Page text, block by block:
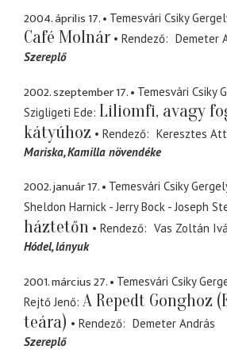
2004. április 17. Temesvári Csiky
Café Molnár Rendező
Demeter
Szereplő
2002. szeptember 17.
Temesvári Csiky
Szigligeti Ede Liliomfi, avagy
kátyúhoz
Rendező Keresztes
Mariska Kamilla növendéke
2002. január 17.
Temesvári Csiky
Sheldon Harnick - Jerry Bock - Joseph
háztetőn
Rendező Vas Zoltán
Hódel lányuk
2001. március 27.
Temesvári Csiky
Rejtő Jenő A Repedt Gonghoz
teára)
Rendező
Demeter András
Szereplő